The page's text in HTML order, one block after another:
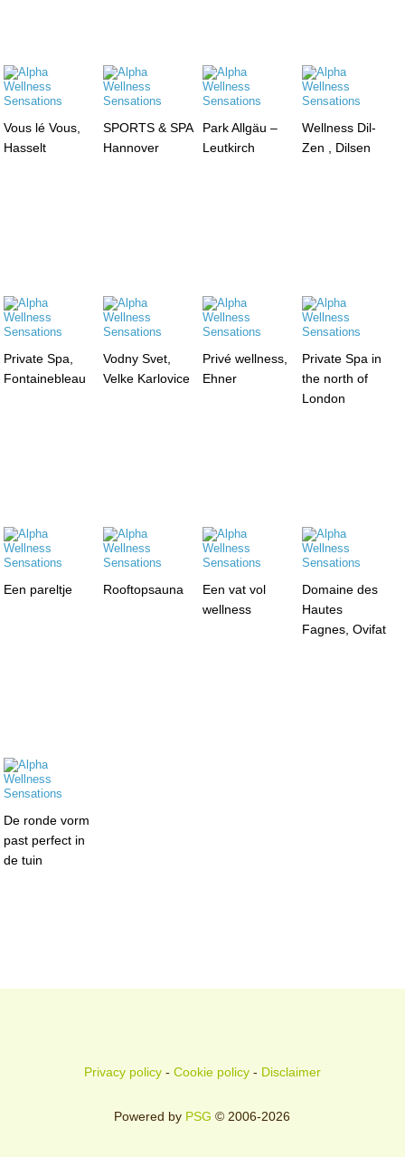
Vous lé Vous,
Hasselt
SPORTS & SPA
Hannover
Park Allgäu –
Leutkirch
Wellness Dil-
Zen , Dilsen
Private Spa,
Fontainebleau
Vodny Svet,
Velke Karlovice
Privé wellness,
Ehner
Private Spa in
the north of
London
Een pareltje Rooftopsauna
Een vat vol
wellness
Domaine des
Hautes
Fagnes, Ovifat
De ronde vorm
past perfect in
de tuin
Privacy policy- Cookie policy- Disclaimer
Powered by PSG © 2006-2026